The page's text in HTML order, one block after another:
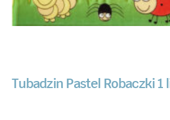
Tubadzin Pastel Robaczki 1